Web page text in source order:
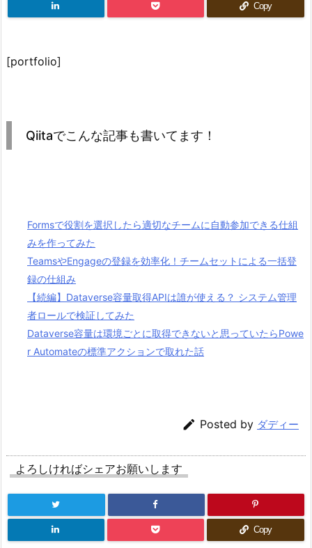
Copy
[portfolio]
Qiitaでこんな記事も書いてます！
Formsで役割を選択したら適切なチームに自動参加できる仕組
みを作ってみた
TeamsやEngageの登録を効率化！チームセットによる一括登
録の仕組み
【続編】Dataverse容量取得APIは誰が使える？ システム管理
者ロールで検証してみた
Dataverse容量は環境ごとに取得できないと思っていたらPowe
r Automateの標準アクションで取れた話
 Posted by ダディー
よろしければシェアお願いします
Copy